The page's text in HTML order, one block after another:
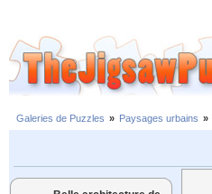
Galeries de Puzzles » Paysages urbains »